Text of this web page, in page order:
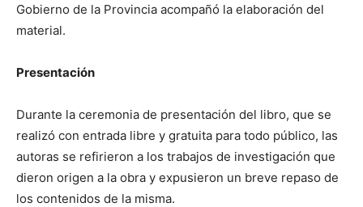
Gobierno de la Provincia acompañó la elaboración del
material.
Presentación
Durante la ceremonia de presentación del libro, que se
realizó con entrada libre y gratuita para todo público, las
autoras se refirieron a los trabajos de investigación que
dieron origen a la obra y expusieron un breve repaso de
los contenidos de la misma.